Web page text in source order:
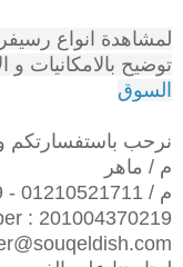
لمشاهدة انواع
توضيح بالامكانيات و
السوق
نرحب باستفسارتكم
م / ماهر
م / 01210521711 - 01004370219
: 201004370219